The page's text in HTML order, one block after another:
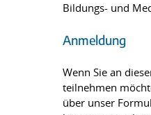
Bildungs- und
Anmeldung
Wenn Sie an
teilnehmen
über unser